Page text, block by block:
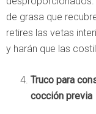
de grasa que
retires las vetas
y harán que las
Truco para
cocción previa